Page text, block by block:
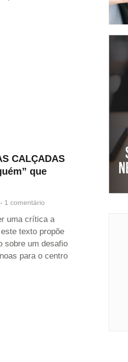
CALÇADAS
que
1 comentário
uma crítica a
texto propõe
sobre um desafio
para o centro